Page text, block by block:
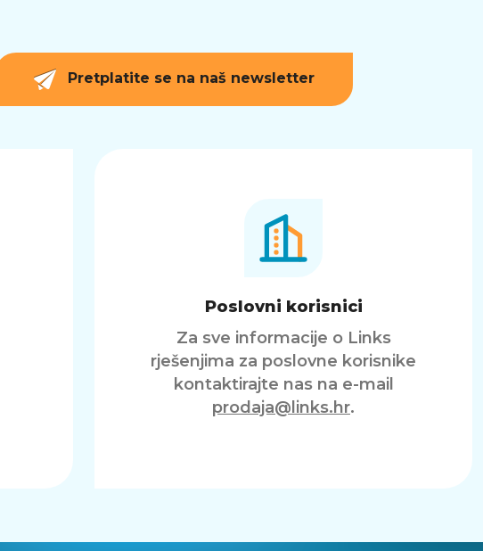
Pretplatite se na naš newsletter
Poslovni korisnici
Za sve informacije o Links
rješenjima za poslovne korisnike
kontaktirajte nas na e-mail
prodaja@links.hr.